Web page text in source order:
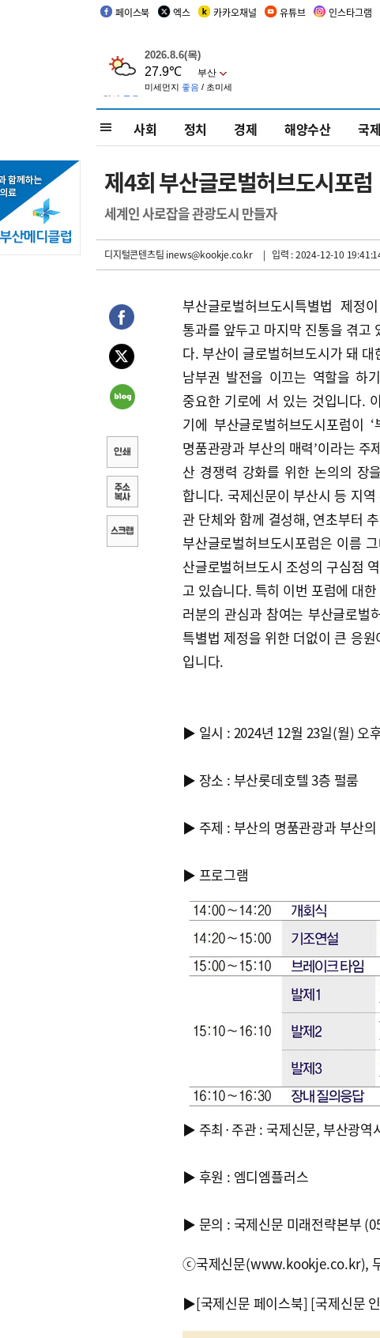
페이스북 엑스 카카오채널 유튜브 인스타그램
사회 정치 경제 해양수산 국제
제4회 부산글로벌허브도시포럼
세계인 사로잡을 관광도시 만들자
디지털콘텐츠팀 inews@kookje.co.kr | 입력 : 2024-12-10
부산글로벌허브도시특별법 제정
통과를 앞두고 마지막 진통을 겪고
다. 부산이 글로벌허브도시가 돼 대
남부권 발전을 이끄는 역할을 하
중요한 기로에 서 있는 것입니다.
기에 부산글로벌허브도시포럼이 ‘
명품관광과 부산의 매력’이라는 주
산 경쟁력 강화를 위한 논의의 장
합니다. 국제신문이 부산시 등 지역
관 단체와 함께 결성해, 연초부터
부산글로벌허브도시포럼은 이름
산글로벌허브도시 조성의 구심점
고 있습니다. 특히 이번 포럼에 대한
러분의 관심과 참여는 부산글로벌
특별법 제정을 위한 더없이 큰 응원
입니다.
▶ 일시 : 2024년 12월 23일(월) 오
▶ 장소 : 부산롯데호텔 3층 펄룸
▶ 주제 : 부산의 명품관광과 부산의
▶ 프로그램
▶ 주최·주관 : 국제신문, 부산광역
▶ 후원 : 엠디엠플러스
▶ 문의 : 국제신문 미래전략본부
ⓒ국제신문(www.kookje.co.kr),
▶[국제신문 페이스북] [국제신문